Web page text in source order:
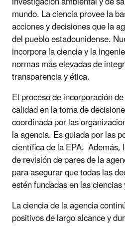
mundo. La ciencia provee la
acciones y decisiones que la
del pueblo estadounidense.
incorpora la ciencia y la
normas más elevadas de
transparencia y ética.
El proceso de incorporación
calidad en la toma de
coordinada por las
la agencia. Es guiada por las
científica de la EPA. Además,
de revisión de pares de la
para asegurar que todas las
estén fundadas en las
La ciencia de la agencia
positivos de largo alcance y